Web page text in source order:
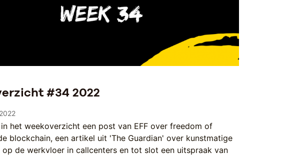
#34 2022
het weekoverzicht een post van EFF over freedom of
blockchain, een artikel uit 'The Guardian' over kunstmatige
op de werkvloer in callcenters en tot slot een uitspraak van